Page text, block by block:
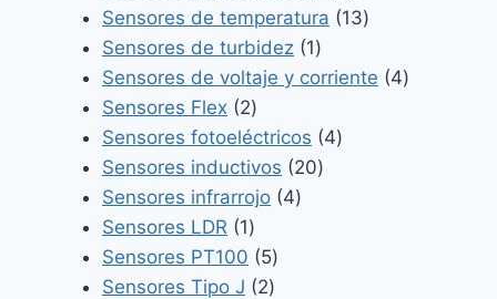
productos
Sensores de temperatura 1313
Sensores de turbidez 11
producto
Sensores de voltaje y corriente 44
Sensores Flex 22
productos
Sensores fotoeléctricos 44
Sensores inductivos 2020
Sensores infrarrojo 44
Sensores LDR 11
producto
Sensores PT100 55
productos
Sensores Tipo J 22